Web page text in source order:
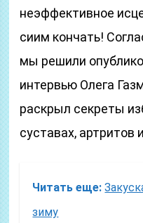
неэффективное
сиим кончать!
мы решили
интервью Олега
раскрыл секреты
суставах, артритов
Читать еще:
зиму